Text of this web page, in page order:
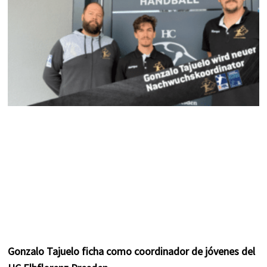
m t
Gonzalo Tajuelo ficha como coordinador de jóvenes del